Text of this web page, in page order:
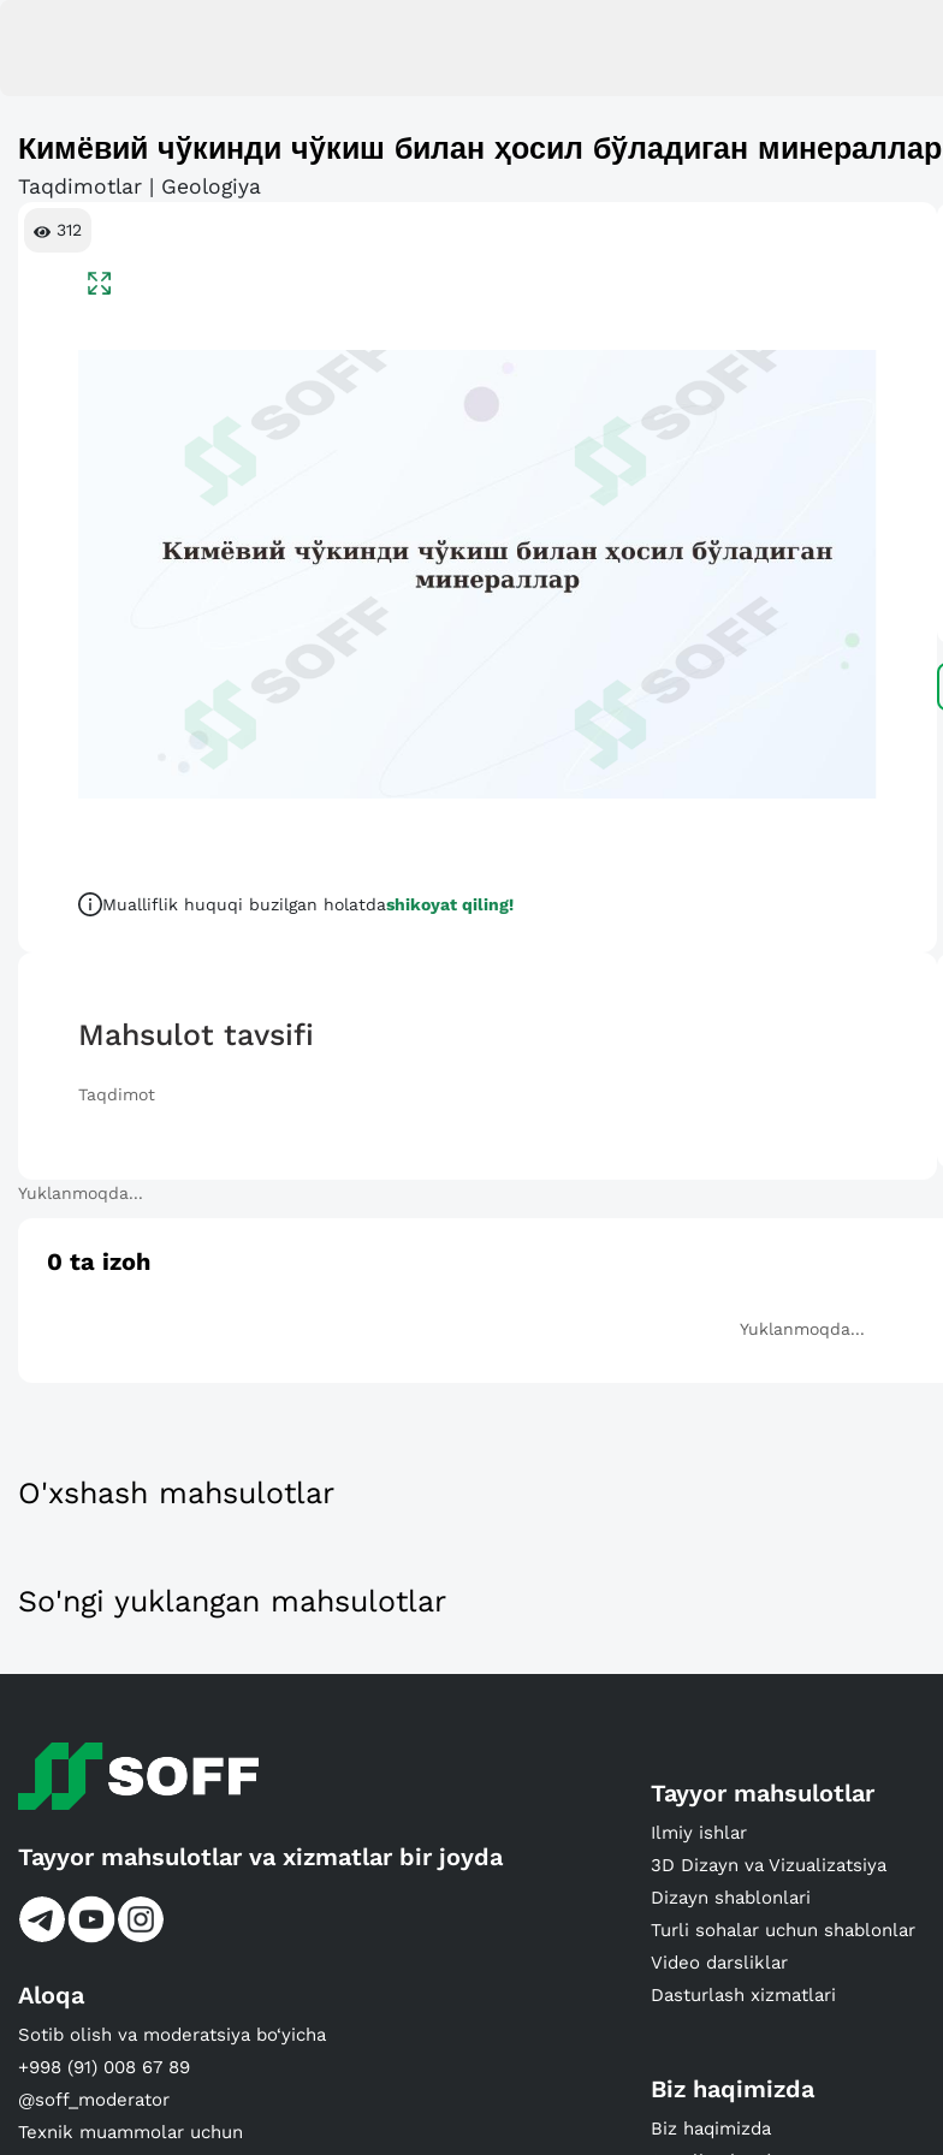
Кимёвий чўкинди чўкиш билан ҳосил бўладиган минераллар
Taqdimotlar | Geologiya
312
Mualliflik huquqi buzilgan holatdashikoyat qiling!
Mahsulot tavsifi
Taqdimot
Yuklanmoqda...
0 ta izoh
Yuklanmoqda...
O'xshash mahsulotlar
So'ngi yuklangan mahsulotlar
Tayyor mahsulotlar va xizmatlar bir joyda
Aloqa
Sotib olish va moderatsiya bo‘yicha
+998 (91) 008 67 89
@soff_moderator
Texnik muammolar uchun
Tayyor mahsulotlar
Ilmiy ishlar
3D Dizayn va Vizualizatsiya
Dizayn shablonlari
Turli sohalar uchun shablonlar
Video darsliklar
Dasturlash xizmatlari
Biz haqimizda
Biz haqimizda